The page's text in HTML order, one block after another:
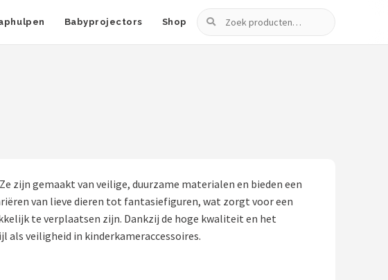
Babyprojectors Shop
Zoeken
gemaakt van veilige, duurzame materialen en bieden een
van lieve dieren tot fantasiefiguren, wat zorgt voor een
te verplaatsen zijn. Dankzij de hoge kwaliteit en het
als veiligheid in kinderkameraccessoires.